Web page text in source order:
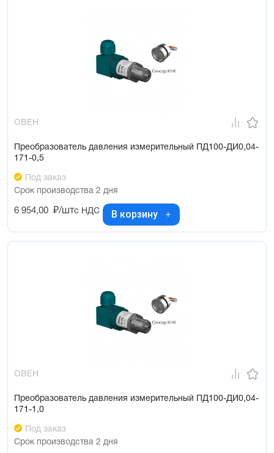
ОВЕН
Преобразователь давления измерительный ПД100-ДИ0,04-
171-0,5
Под заказ
Срок производства 2 дня
6 954,00 ₽/штс НДС В корзину
ОВЕН
Преобразователь давления измерительный ПД100-ДИ0,04-
171-1,0
Под заказ
Срок производства 2 дня